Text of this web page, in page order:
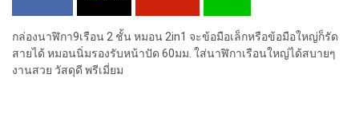
กล่องนาฬิกา9เรือน 2 ชั้น หมอน 2in1 จะข้อมือเล็กหรือข้อมือใหญ่ก็รัด
สายได้ หมอนนิ่มรองรับหน้าปัด 60มม. ใส่นาฬิกาเรือนใหญ่ได้สบายๆ
งานสวย วัสดุดี พรีเมี่ยม